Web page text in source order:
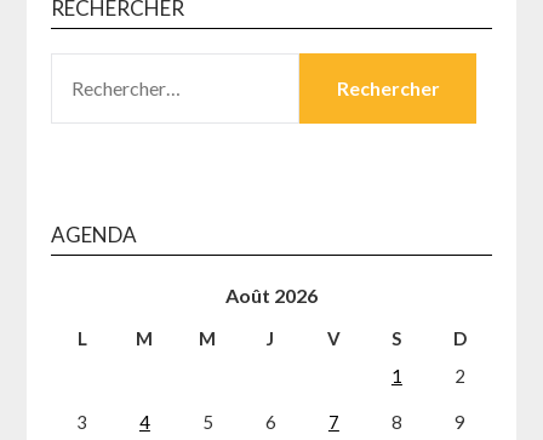
RECHERCHER
AGENDA
Août 2026
L M M J V S
D
1
2
3 4 5 6 7 8 9